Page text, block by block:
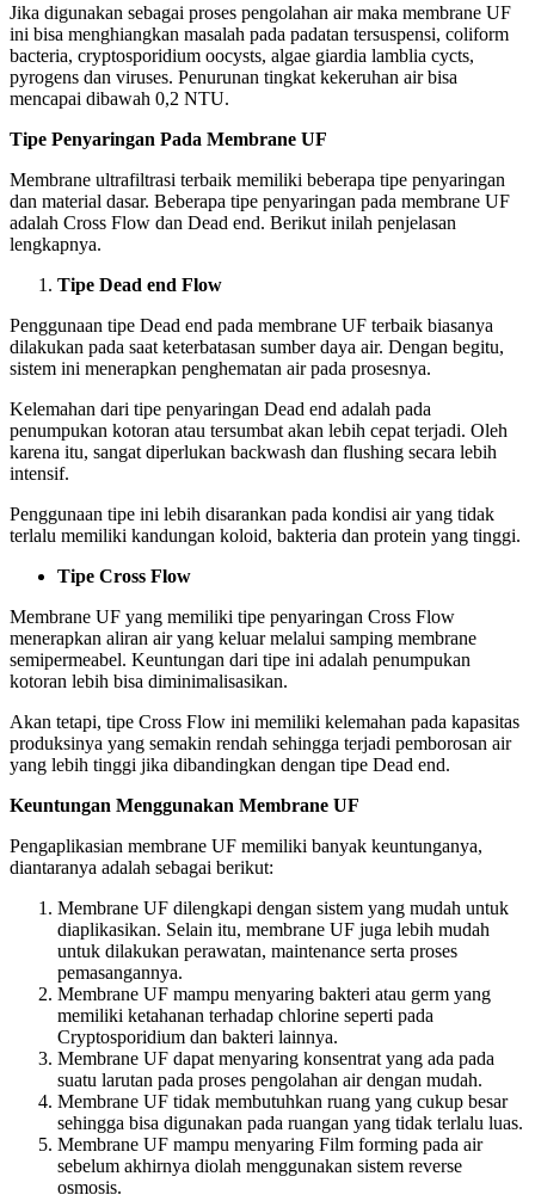
Jika digunakan sebagai proses pengolahan air maka membrane UF
ini bisa menghiangkan masalah pada padatan tersuspensi, coliform
bacteria, cryptosporidium oocysts, algae giardia lamblia cycts,
pyrogens dan viruses. Penurunan tingkat kekeruhan air bisa
mencapai dibawah 0,2 NTU.
Tipe Penyaringan Pada Membrane UF
Membrane ultrafiltrasi terbaik memiliki beberapa tipe penyaringan
dan material dasar. Beberapa tipe penyaringan pada membrane UF
adalah Cross Flow dan Dead end. Berikut inilah penjelasan
lengkapnya.
Tipe Dead end Flow
Penggunaan tipe Dead end pada membrane UF terbaik biasanya
dilakukan pada saat keterbatasan sumber daya air. Dengan begitu,
sistem ini menerapkan penghematan air pada prosesnya.
Kelemahan dari tipe penyaringan Dead end adalah pada
penumpukan kotoran atau tersumbat akan lebih cepat terjadi. Oleh
karena itu, sangat diperlukan backwash dan flushing secara lebih
intensif.
Penggunaan tipe ini lebih disarankan pada kondisi air yang tidak
terlalu memiliki kandungan koloid, bakteria dan protein yang tinggi.
Tipe Cross Flow
Membrane UF yang memiliki tipe penyaringan Cross Flow
menerapkan aliran air yang keluar melalui samping membrane
semipermeabel. Keuntungan dari tipe ini adalah penumpukan
kotoran lebih bisa diminimalisasikan.
Akan tetapi, tipe Cross Flow ini memiliki kelemahan pada kapasitas
produksinya yang semakin rendah sehingga terjadi pemborosan air
yang lebih tinggi jika dibandingkan dengan tipe Dead end.
Keuntungan Menggunakan Membrane UF
Pengaplikasian membrane UF memiliki banyak keuntunganya,
diantaranya adalah sebagai berikut:
Membrane UF dilengkapi dengan sistem yang mudah untuk
diaplikasikan. Selain itu, membrane UF juga lebih mudah
untuk dilakukan perawatan, maintenance serta proses
pemasangannya.
Membrane UF mampu menyaring bakteri atau germ yang
memiliki ketahanan terhadap chlorine seperti pada
Cryptosporidium dan bakteri lainnya.
Membrane UF dapat menyaring konsentrat yang ada pada
suatu larutan pada proses pengolahan air dengan mudah.
Membrane UF tidak membutuhkan ruang yang cukup besar
sehingga bisa digunakan pada ruangan yang tidak terlalu luas.
Membrane UF mampu menyaring Film forming pada air
sebelum akhirnya diolah menggunakan sistem reverse
osmosis.